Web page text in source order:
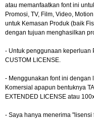
atau memanfaatkan font ini
Promosi, TV, Film, Video,
untuk Kemasan Produk (baik
dengan tujuan menghasilkan
- Untuk penggunaan keperluan
CUSTOM LICENSE.
- Menggunakan font ini dengan
Komersial apapun bentuknya
EXTENDED LICENSE atau
- Saya hanya menerima